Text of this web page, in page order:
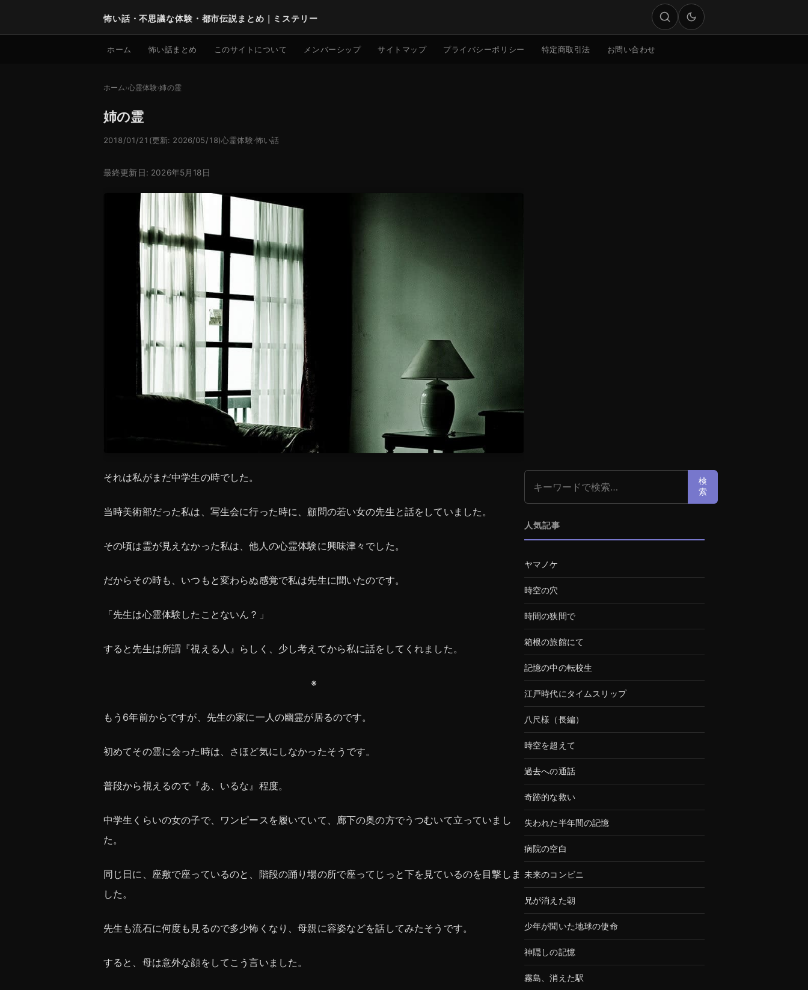
怖い話・不思議な体験・都市伝説まとめ｜ミステリー
ホーム 怖い話まとめ このサイトについて メンバーシップ サイトマップ プライバシーポリシー 特定商取引法 お問い合わせ
ホーム 心霊体験 姉の霊
姉の霊
2018/01/21 (更新: 2026/05/18)心霊体験·怖い話
最終更新日: 2026年5月18日
それは私がまだ中学生の時でした。
当時美術部だった私は、写生会に行った時に、顧問の若い女の先生と話をしていました。
その頃は霊が見えなかった私は、他人の心霊体験に興味津々でした。
だからその時も、いつもと変わらぬ感覚で私は先生に聞いたのです。
「先生は心霊体験したことないん？」
すると先生は所謂『視える人』らしく、少し考えてから私に話をしてくれました。
※
もう6年前からですが、先生の家に一人の幽霊が居るのです。
初めてその霊に会った時は、さほど気にしなかったそうです。
普段から視えるので『あ、いるな』程度。
中学生くらいの女の子で、ワンピースを履いていて、廊下の奥の方でうつむいて立っていまし
た。
同じ日に、座敷で座っているのと、階段の踊り場の所で座ってじっと下を見ているのを目撃しま
した。
先生も流石に何度も見るので多少怖くなり、母親に容姿などを話してみたそうです。
すると、母は意外な顔をしてこう言いました。
検
索
人気記事
ヤマノケ
時空の穴
時間の狭間で
箱根の旅館にて
記憶の中の転校生
江戸時代にタイムスリップ
八尺様（長編）
時空を超えて
過去への通話
奇跡的な救い
失われた半年間の記憶
病院の空白
未来のコンビニ
兄が消えた朝
少年が聞いた地球の使命
神隠しの記憶
霧島、消えた駅